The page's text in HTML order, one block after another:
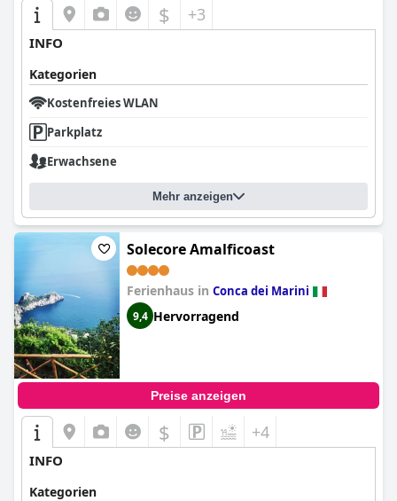
$ +3
INFO
Kategorien
Kostenfreies WLAN
Parkplatz
Erwachsene
Mehr anzeigen
Solecore Amalficoast
Ferienhaus in Conca dei Marini
9,4 Hervorragend
Preise anzeigen
$ +4
INFO
Kategorien